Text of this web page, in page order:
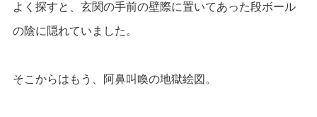
よく探すと、玄関の手前の壁際に置いてあった段ボール
の陰に隠れていました。
そこからはもう、阿鼻叫喚の地獄絵図。